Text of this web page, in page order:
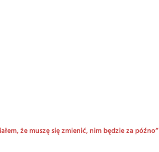
że muszę się zmienić, nim będzie za późno”